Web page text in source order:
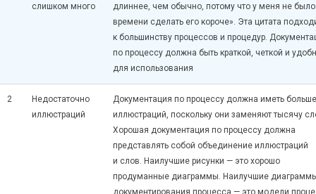
слишком много
длиннее, чем обычно, потому что у меня не было
времени сделать его короче». Эта цитата
к большинству процессов и процедур.
по процессу должна быть краткой, четкой и
для использования
2
Недостаточно
иллюстраций
Документация по процессу должна иметь больше
иллюстраций, поскольку они заменяют тысячу
Хорошая документация по процессу должна
представлять собой объединение иллюстраций
и слов. Наилучшие рисунки — это хорошо
продуманные диаграммы. Наилучшие
документирования процесса — это модели